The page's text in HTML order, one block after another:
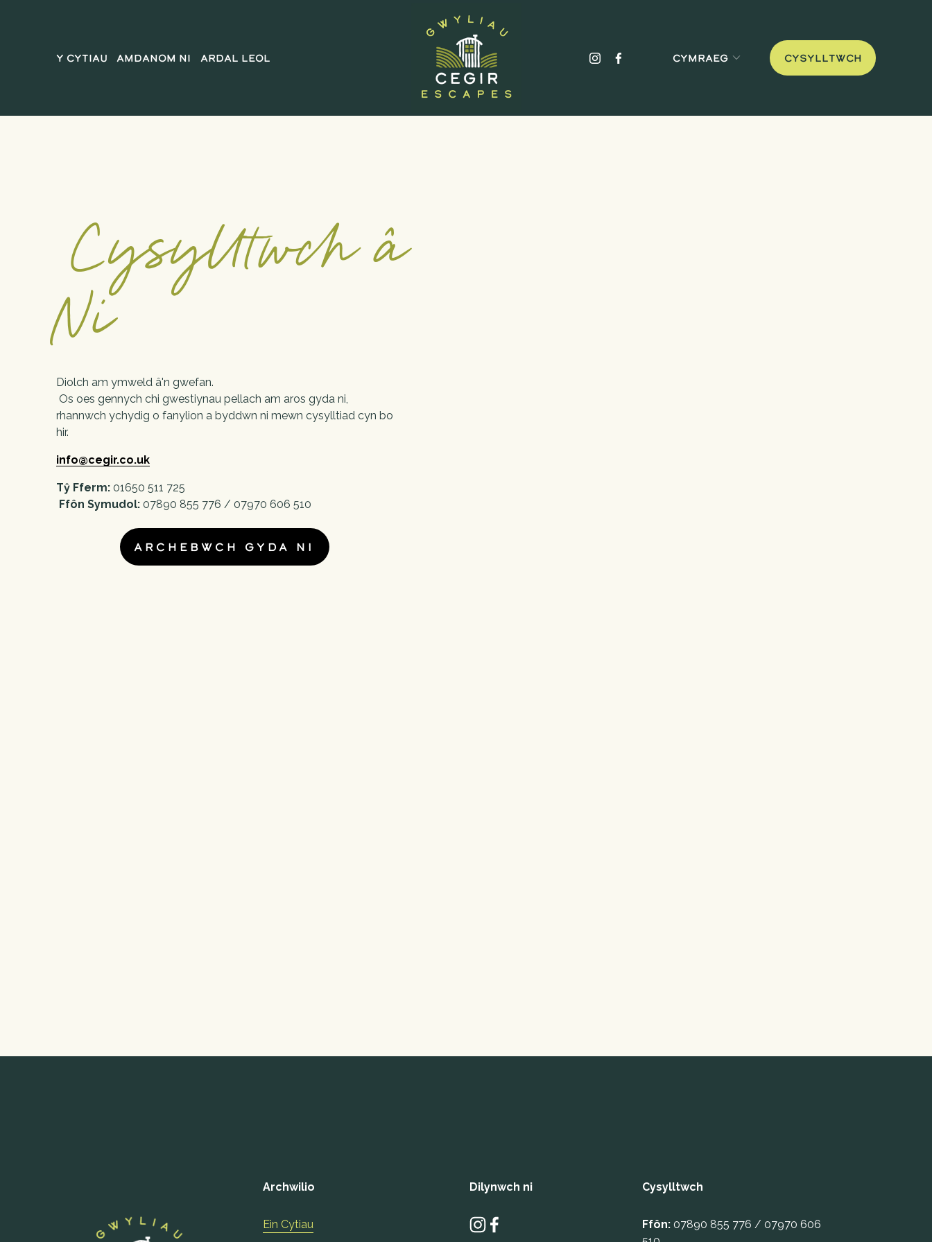
Y Cytiau Amdanom ni Ardal Leol Cymraeg Cysylltwch
Cysylltwch â
Ni
Diolch am ymweld â'n gwefan.
rhannwch ychydig o fanylion a byddwn ni mewn cysylltiad cyn bo
hir.
info@cegir.co.uk
Tŷ Fferm: 01650 511 725
Ffôn Symudol: 07890 855 776 / 07970 606 510
ARCHEBWCH GYDA NI
Archwilio Dilynwch ni
Ein Cytiau
Cysylltwch
Ffôn: 07890 855 776 / 07970 606